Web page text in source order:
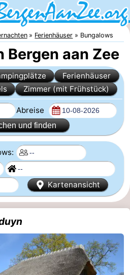
Ferienhäuser Bungalows
Bergen aan Zee
Ferienhäuser
Zimmer (mit Frühstück)
Abreise
und finden
Kartenansicht